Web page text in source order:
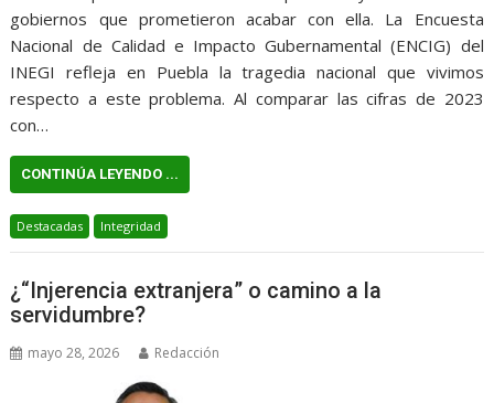
gobiernos que prometieron acabar con ella. La Encuesta
Nacional de Calidad e Impacto Gubernamental (ENCIG) del
INEGI refleja en Puebla la tragedia nacional que vivimos
respecto a este problema. Al comparar las cifras de 2023
con…
CONTINÚA LEYENDO ...
Destacadas Integridad
¿“Injerencia extranjera” o camino a la
servidumbre?
mayo 28, 2026 Redacción